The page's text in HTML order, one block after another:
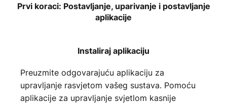
Prvi koraci: Postavljanje, uparivanje i postavljanje
aplikacije
Instaliraj aplikaciju
Preuzmite odgovarajuću aplikaciju za
upravljanje rasvjetom vašeg sustava. Pomoću
aplikacije za upravljanje svjetlom kasnije